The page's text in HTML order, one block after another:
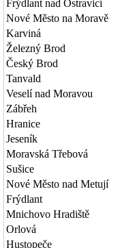
Frýdlant nad Ostravicí
Nové Město na Moravě
Karviná
Železný Brod
Český Brod
Tanvald
Veselí nad Moravou
Zábřeh
Hranice
Jeseník
Moravská Třebová
Sušice
Nové Město nad Metují
Frýdlant
Mnichovo Hradiště
Orlová
Hustopeče